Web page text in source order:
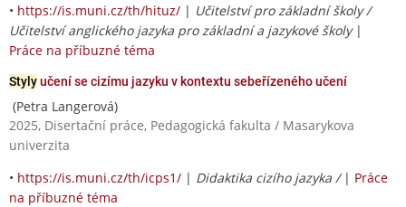
• https://is.muni.cz/th/hituz/ | Učitelství pro základní školy /
Učitelství anglického jazyka pro základní a jazykové školy|
Práce na příbuzné téma
Stylyučení se cizímu jazyku v kontextu sebeřízeného učení
(Petra Langerová)
2025, Disertační práce, Pedagogická fakulta / Masarykova
univerzita
• https://is.muni.cz/th/icps1/ | Didaktika cizího jazyka / | Práce
na příbuzné téma